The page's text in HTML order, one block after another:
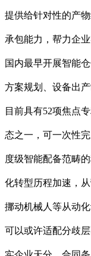
提供给针对性的产
承包能力，帮力企
国内最早开展智能
方案规划、设备出
目前具有52项焦点
态之一，可一次性
度级智能配备范畴
化转型历程加速，
挪动机械人等从动
可以或许适配分歧